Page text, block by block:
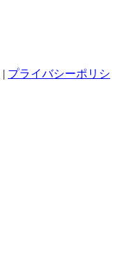
| プライバシーポリシ